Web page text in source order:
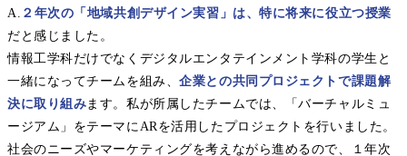
A. ２年次の「地域共創デザイン実習」は、特に将来に役立つ授業
だと感じました。
情報工学科だけでなくデジタルエンタテインメント学科の学生と
一緒になってチームを組み、企業との共同プロジェクトで課題解
決に取り組みます。私が所属したチームでは、「バーチャルミュ
ージアム」をテーマにARを活用したプロジェクトを行いました。
社会のニーズやマーケティングを考えながら進めるので、１年次